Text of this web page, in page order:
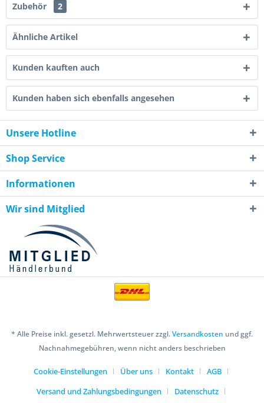
Zubehör 2
Ähnliche Artikel
Kunden kauften auch
Kunden haben sich ebenfalls angesehen
Unsere Hotline
Shop Service
Informationen
Wir sind Mitglied
* Alle Preise inkl. gesetzl. Mehrwertsteuer zzgl.Versandkosten und ggf.
Nachnahmegebühren, wenn nicht anders beschrieben
Cookie-Einstellungen Über uns Kontakt
AGB
Versand und Zahlungsbedingungen
Datenschutz